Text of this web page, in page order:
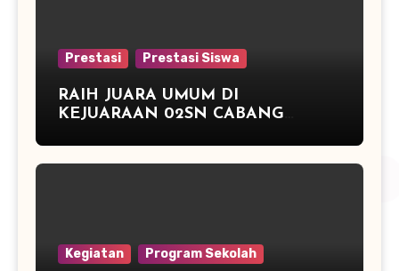
Prestasi Prestasi Siswa
RAIH JUARA UMUM DI
KEJUARAAN 02SN CABANG
MEJA
Kegiatan Program Sekolah